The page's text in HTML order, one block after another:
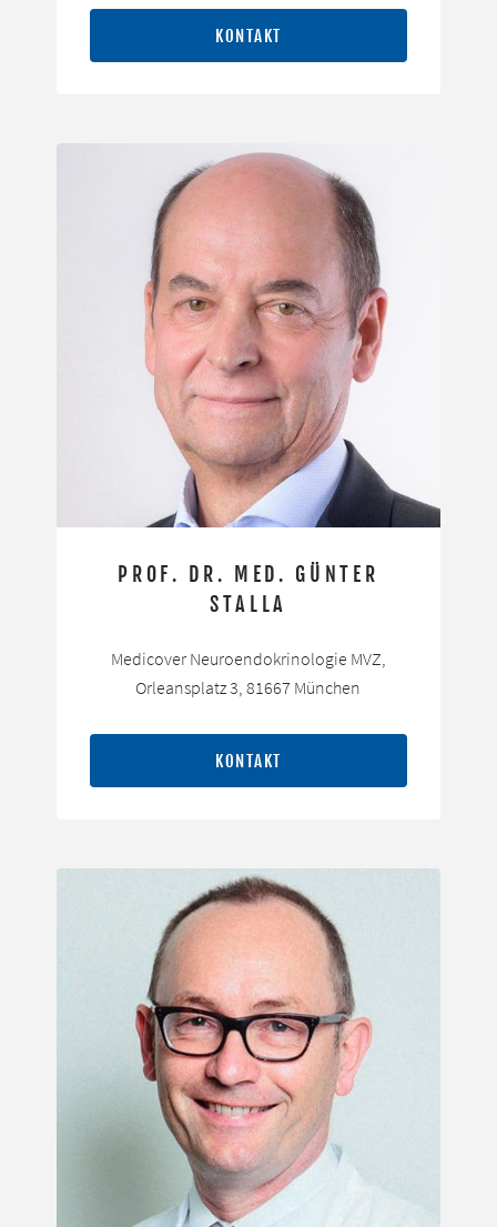
KONTAKT
PROF. DR. MED. GÜNTER
STALLA
Medicover Neuroendokrinologie MVZ,
Orleansplatz 3, 81667 München
KONTAKT